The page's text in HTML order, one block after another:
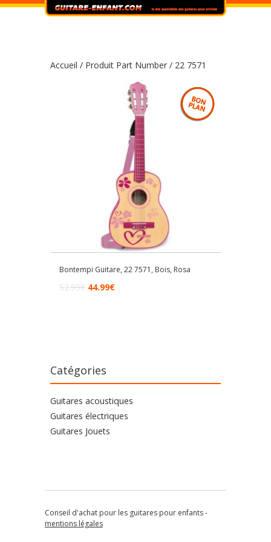
Accueil / Produit Part Number / 22 7571
Bontempi Guitare, 22 7571, Bois, Rosa
52.99€ 44.99€
Catégories
Guitares acoustiques
Guitares électriques
Guitares Jouets
Conseil d'achat pour les guitares pour enfants -
mentions légales